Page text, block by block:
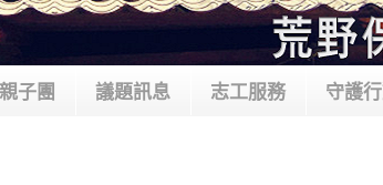
親子團 議題訊息 志工服務 守護